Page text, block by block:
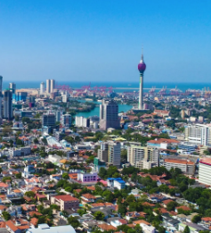
complexes liées à l’emploi
de travail en toute simplicité
pour les RH et la
pleine croissance
avec des solutions RH sur
et les vitesses de
internationaux